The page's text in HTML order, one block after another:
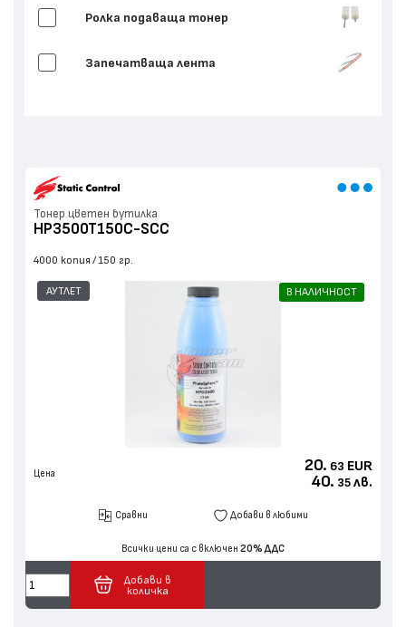
Ролка подаваща тонер
Запечатваща лента
Тонер цветен бутилка
HP3500T150C-SCC
4000 копия 150 гр.
АУТЛЕТ В НАЛИЧНОСТ
Цена 20. 63 EUR
40. 35 лв.
Сравни Добави в любими
Всички цени са с включен 20% ДДС
Добави в
количка